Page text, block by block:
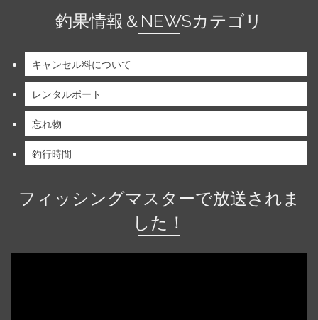
釣果情報＆NEWSカテゴリ
キャンセル料について
レンタルボート
忘れ物
釣行時間
フィッシングマスターで放送されま
した！